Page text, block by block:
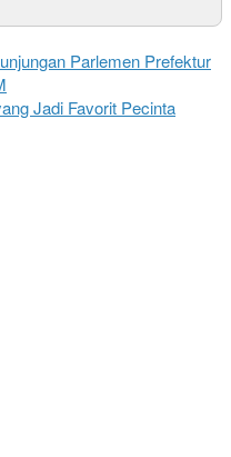
Parlemen Prefektur
Jadi Favorit Pecinta